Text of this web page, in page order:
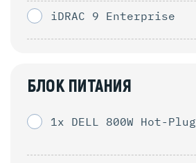
iDRAC 9 Enterprise
БЛОК ПИТАНИЯ
1x DELL 800W Hot-Plug